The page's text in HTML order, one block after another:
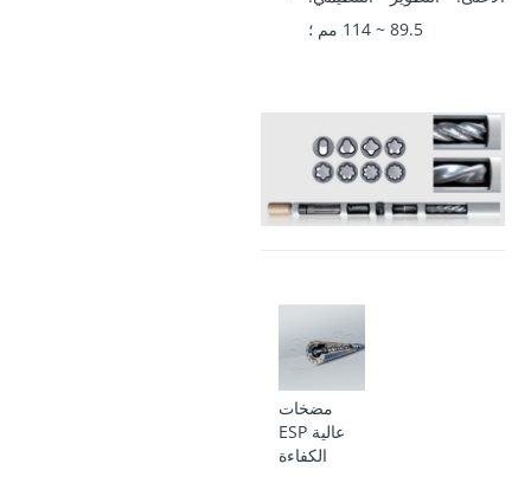
89.5 ~ 114 مم ؛
مضخات
ESP عالية
الكفاءة